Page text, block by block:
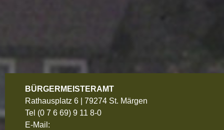
BÜRGERMEISTERAMT
Rathausplatz 6 | 79274 St. Märgen
Tel (0 7 6 69) 9 11 8-0
E-Mail: